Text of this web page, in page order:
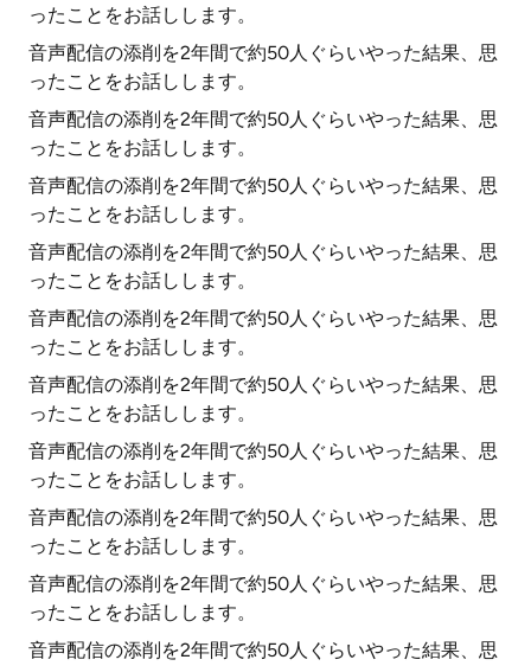
ったことをお話しします。
音声配信の添削を2年間で約50人ぐらいやった結果、思
ったことをお話しします。
音声配信の添削を2年間で約50人ぐらいやった結果、思
ったことをお話しします。
音声配信の添削を2年間で約50人ぐらいやった結果、思
ったことをお話しします。
音声配信の添削を2年間で約50人ぐらいやった結果、思
ったことをお話しします。
音声配信の添削を2年間で約50人ぐらいやった結果、思
ったことをお話しします。
音声配信の添削を2年間で約50人ぐらいやった結果、思
ったことをお話しします。
音声配信の添削を2年間で約50人ぐらいやった結果、思
ったことをお話しします。
音声配信の添削を2年間で約50人ぐらいやった結果、思
ったことをお話しします。
音声配信の添削を2年間で約50人ぐらいやった結果、思
ったことをお話しします。
音声配信の添削を2年間で約50人ぐらいやった結果、思